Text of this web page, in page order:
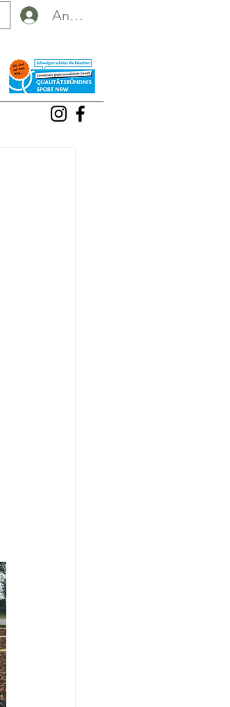
Anmelden